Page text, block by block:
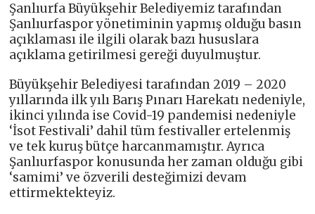
Şanlıurfa Büyükşehir Belediyemiz tarafından
Şanlıurfaspor yönetiminin yapmış olduğu basın
açıklaması ile ilgili olarak bazı hususlara
açıklama getirilmesi gereği duyulmuştur.
Büyükşehir Belediyesi tarafından 2019 – 2020
yıllarında ilk yılı Barış Pınarı Harekatı nedeniyle,
ikinci yılında ise Covid-19 pandemisi nedeniyle
‘İsot Festivali’ dahil tüm festivaller ertelenmiş
ve tek kuruş bütçe harcanmamıştır. Ayrıca
Şanlıurfaspor konusunda her zaman olduğu gibi
‘samimi’ ve özverili desteğimizi devam
ettirmektekteyiz.